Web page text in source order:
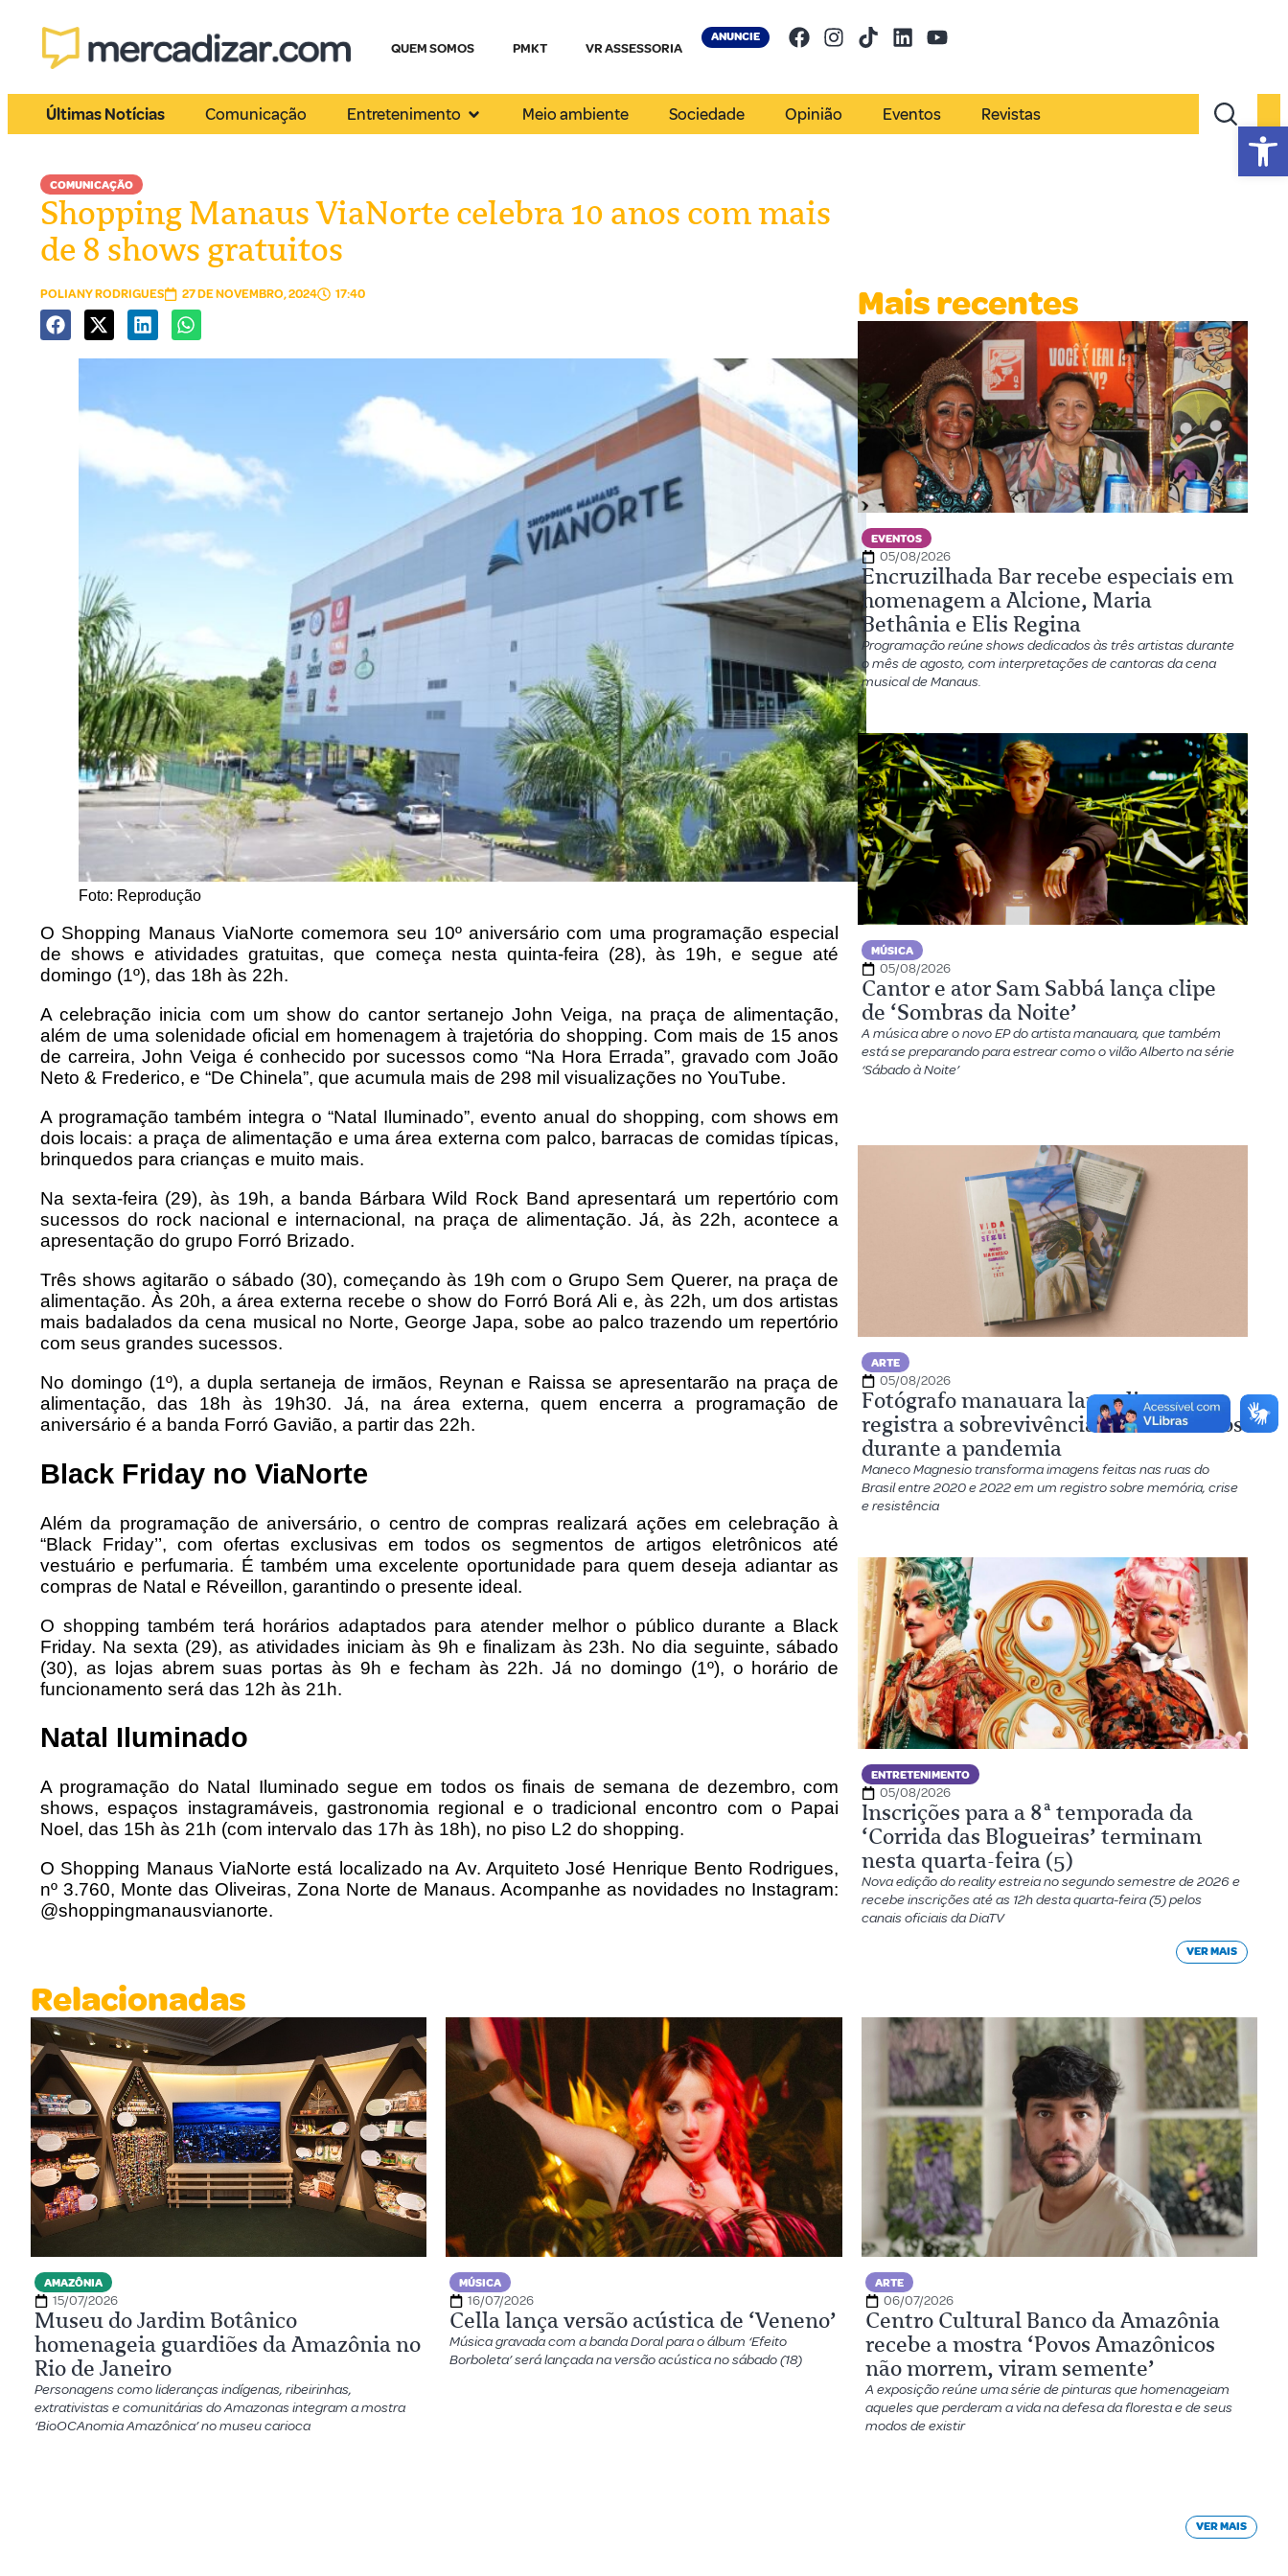
QUEM SOMOS PMKT VR ASSESSORIA
ANUNCIE
Últimas Notícias Comunicação Entretenimento Meio ambiente Sociedade Opinião Eventos Revistas
COMUNICAÇÃO
Shopping Manaus ViaNorte celebra 10 anos com mais
de 8 shows gratuitos
POLIANY RODRIGUES 27 DE NOVEMBRO, 2024 17:40
Foto: Reprodução
O Shopping Manaus ViaNorte comemora seu 10º aniversário com uma programação especial
de shows e atividades gratuitas, que começa nesta quinta-feira (28), às 19h, e segue até
domingo (1º), das 18h às 22h.
A celebração inicia com um show do cantor sertanejo John Veiga, na praça de alimentação,
além de uma solenidade oficial em homenagem à trajetória do shopping. Com mais de 15 anos
de carreira, John Veiga é conhecido por sucessos como “Na Hora Errada”, gravado com João
Neto & Frederico, e “De Chinela”, que acumula mais de 298 mil visualizações no YouTube.
A programação também integra o “Natal Iluminado”, evento anual do shopping, com shows em
dois locais: a praça de alimentação e uma área externa com palco, barracas de comidas típicas,
brinquedos para crianças e muito mais.
Na sexta-feira (29), às 19h, a banda Bárbara Wild Rock Band apresentará um repertório com
sucessos do rock nacional e internacional, na praça de alimentação. Já, às 22h, acontece a
apresentação do grupo Forró Brizado.
Três shows agitarão o sábado (30), começando às 19h com o Grupo Sem Querer, na praça de
alimentação. Às 20h, a área externa recebe o show do Forró Borá Ali e, às 22h, um dos artistas
mais badalados da cena musical no Norte, George Japa, sobe ao palco trazendo um repertório
com seus grandes sucessos.
No domingo (1º), a dupla sertaneja de irmãos, Reynan e Raissa se apresentarão na praça de
alimentação, das 18h às 19h30. Já, na área externa, quem encerra a programação de
aniversário é a banda Forró Gavião, a partir das 22h.
Black Friday no ViaNorte
Além da programação de aniversário, o centro de compras realizará ações em celebração à
“Black Friday’’, com ofertas exclusivas em todos os segmentos de artigos eletrônicos até
vestuário e perfumaria. É também uma excelente oportunidade para quem deseja adiantar as
compras de Natal e Réveillon, garantindo o presente ideal.
O shopping também terá horários adaptados para atender melhor o público durante a Black
Friday. Na sexta (29), as atividades iniciam às 9h e finalizam às 23h. No dia seguinte, sábado
(30), as lojas abrem suas portas às 9h e fecham às 22h. Já no domingo (1º), o horário de
funcionamento será das 12h às 21h.
Natal Iluminado
A programação do Natal Iluminado segue em todos os finais de semana de dezembro, com
shows, espaços instagramáveis, gastronomia regional e o tradicional encontro com o Papai
Noel, das 15h às 21h (com intervalo das 17h às 18h), no piso L2 do shopping.
O Shopping Manaus ViaNorte está localizado na Av. Arquiteto José Henrique Bento Rodrigues,
nº 3.760, Monte das Oliveiras, Zona Norte de Manaus. Acompanhe as novidades no Instagram:
@shoppingmanausvianorte.
Mais recentes
EVENTOS
05/08/2026
Encruzilhada Bar recebe especiais em
homenagem a Alcione, Maria
Bethânia e Elis Regina
Programação reúne shows dedicados às três artistas durante
o mês de agosto, com interpretações de cantoras da cena
musical de Manaus.
MÚSICA
05/08/2026
Cantor e ator Sam Sabbá lança clipe
de ‘Sombras da Noite’
A música abre o novo EP do artista manauara, que também
está se preparando para estrear como o vilão Alberto na série
‘Sábado à Noite’
ARTE
05/08/2026
Fotógrafo manauara lança livro que
registra a sobrevivência dos brasileiros
durante a pandemia
Maneco Magnesio transforma imagens feitas nas ruas do
Brasil entre 2020 e 2022 em um registro sobre memória, crise
e resistência
ENTRETENIMENTO
05/08/2026
Inscrições para a 8ª temporada da
‘Corrida das Blogueiras’ terminam
nesta quarta-feira (5)
Nova edição do reality estreia no segundo semestre de 2026 e
recebe inscrições até as 12h desta quarta-feira (5) pelos
canais oficiais da DiaTV
VER MAIS
Relacionadas
AMAZÔNIA
15/07/2026
Museu do Jardim Botânico
homenageia guardiões da Amazônia no
Rio de Janeiro
Personagens como lideranças indígenas, ribeirinhas,
extrativistas e comunitárias do Amazonas integram a mostra
‘BioOCAnomia Amazônica’ no museu carioca
MÚSICA
16/07/2026
Cella lança versão acústica de ‘Veneno’
Música gravada com a banda Doral para o álbum ‘Efeito
Borboleta’ será lançada na versão acústica no sábado (18)
ARTE
06/07/2026
Centro Cultural Banco da Amazônia
recebe a mostra ‘Povos Amazônicos
não morrem, viram semente’
A exposição reúne uma série de pinturas que homenageiam
aqueles que perderam a vida na defesa da floresta e de seus
modos de existir
VER MAIS